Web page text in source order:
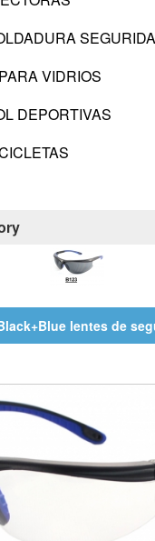
VIDRIOS
DEPORTIVAS
lentes de